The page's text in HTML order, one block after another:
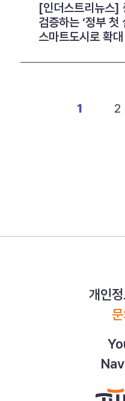
[인더스트리뉴스]
검증하는 ‘정부 첫
스마트도시로 확대
1 2
개인